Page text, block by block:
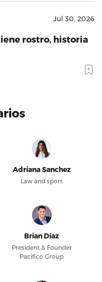
Jul 30, 2026
rostro, historia
Adriana Sanchez
Law and sport
Brian Díaz
President & Founder
Pacifico Group